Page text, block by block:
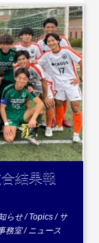
結果報
らせ/Topics/ サ
務室/ニュース